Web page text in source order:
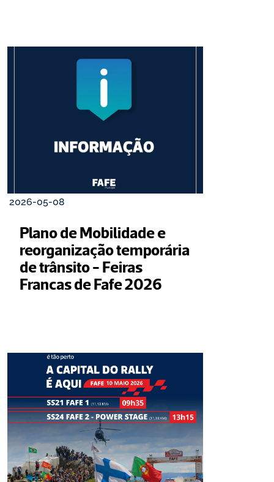
2026-05-08
Plano de Mobilidade e
reorganização temporária
de trânsito - Feiras
Francas de Fafe 2026